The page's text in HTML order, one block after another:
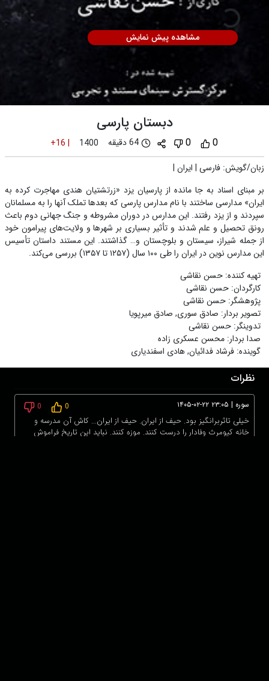
مشاهده پیش نمایش
دبستان پارسی
0
0 64 دقیقه 1400
+16 |
زبان/گویش: فارسی | ایران |
بر مبنای اسناد به جا مانده از پارسیان یزد «زرتشتیان هندی مهاجرت کرده به
ایران» مدارسی ساختند با نام مدارس پارسی که بعدها تملک آنها را به مسلمانان
سپردند و از یزد رفتند. این مدارس در دوران مشروطه و جنگ جهانی دوم باعث
رونق تحصیل و علم شدند و تأثیر بسیاری بر شهرها و ولایت‌های پیرامون خود
از جمله شیراز، سیستان و بلوچستان و… گذاشتند. این مستند داستان تأسیس
این مدارس نوین در ایران را طی ۱۰۰ سال (۱۲۵۷ تا ۱۳۵۷) بررسی می‌کند.
تهیه کننده: حسن نقاشی
کارگردان: حسن نقاشی
پژوهشگر: حسن نقاشی
تصویر بردار: صادق سوری, صادق میرپویا
تدوینگر: حسن نقاشی
صدا بردار: محسن عسکری زاده
گوینده: فرشاد فدائیان,هادی اسفندیاری
نظرات
سوره | ۱۴۰۵-۰۲-۲۲ ۲۳:۰۵ 0
0
خیلی تاثربرانگیز بود. حیف از ایران. حیف از ایران... کاش آن مدرسه و
خانه کیومرث وفادار را درست کنند. موزه کنند. نباید این تاریخ فراموش